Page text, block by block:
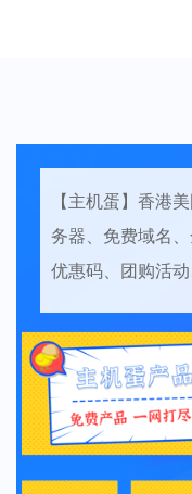
【主机蛋】香港
务器、免费域名
优惠码、团购活